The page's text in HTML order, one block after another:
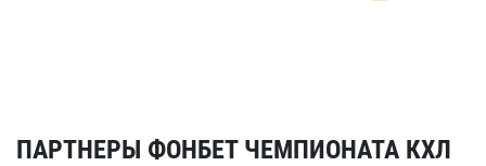
ПАРТНЕРЫ ФОНБЕТ ЧЕМПИОНАТА КХЛ